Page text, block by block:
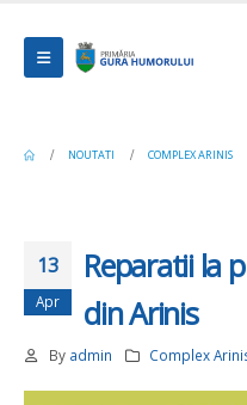
NOUTATI COMPLEX ARINIS
13
Apr
Reparatii la
din Arinis
By admin Complex